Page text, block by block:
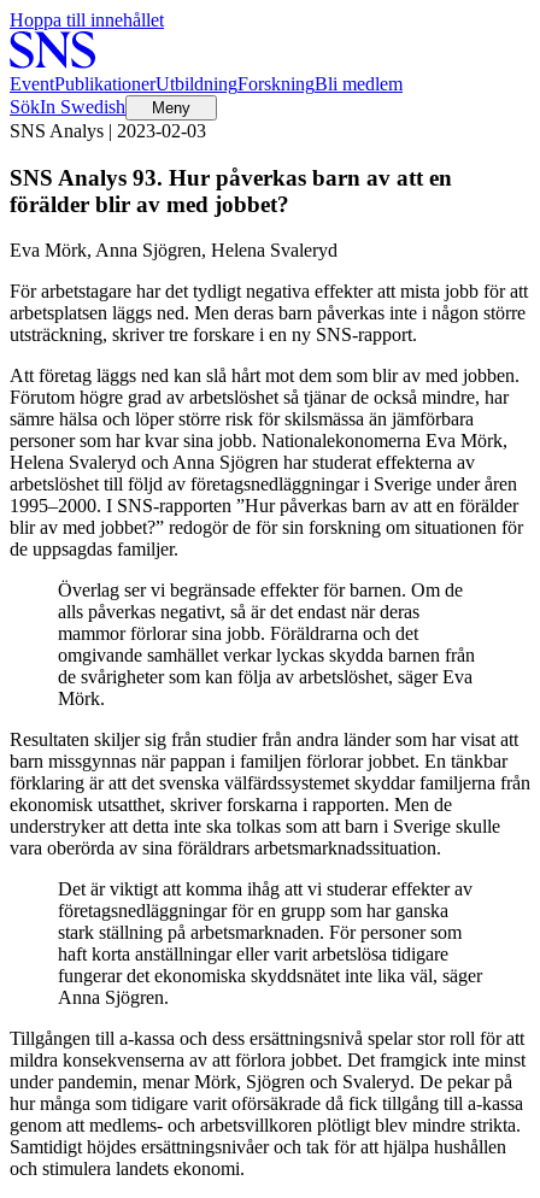
Hoppa till innehållet
EventPublikationerUtbildningForskningBli medlem
SökIn Swedish Meny
SNS Analys | 2023-02-03
SNS Analys 93. Hur påverkas barn av att en
förälder blir av med jobbet?
Eva Mörk, Anna Sjögren, Helena Svaleryd
För arbetstagare har det tydligt negativa effekter att mista jobb för att
arbetsplatsen läggs ned. Men deras barn påverkas inte i någon större
utsträckning, skriver tre forskare i en ny SNS-rapport.
Att företag läggs ned kan slå hårt mot dem som blir av med jobben.
Förutom högre grad av arbetslöshet så tjänar de också mindre, har
sämre hälsa och löper större risk för skilsmässa än jämförbara
personer som har kvar sina jobb. Nationalekonomerna Eva Mörk,
Helena Svaleryd och Anna Sjögren har studerat effekterna av
arbetslöshet till följd av företagsnedläggningar i Sverige under åren
1995–2000. I SNS-rapporten ”Hur påverkas barn av att en förälder
blir av med jobbet?” redogör de för sin forskning om situationen för
de uppsagdas familjer.
Överlag ser vi begränsade effekter för barnen. Om de
alls påverkas negativt, så är det endast när deras
mammor förlorar sina jobb. Föräldrarna och det
omgivande samhället verkar lyckas skydda barnen från
de svårigheter som kan följa av arbetslöshet, säger Eva
Mörk.
Resultaten skiljer sig från studier från andra länder som har visat att
barn missgynnas när pappan i familjen förlorar jobbet. En tänkbar
förklaring är att det svenska välfärdssystemet skyddar familjerna från
ekonomisk utsatthet, skriver forskarna i rapporten. Men de
understryker att detta inte ska tolkas som att barn i Sverige skulle
vara oberörda av sina föräldrars arbetsmarknadssituation.
Det är viktigt att komma ihåg att vi studerar effekter av
företagsnedläggningar för en grupp som har ganska
stark ställning på arbetsmarknaden. För personer som
haft korta anställningar eller varit arbetslösa tidigare
fungerar det ekonomiska skyddsnätet inte lika väl, säger
Anna Sjögren.
Tillgången till a-kassa och dess ersättningsnivå spelar stor roll för att
mildra konsekvenserna av att förlora jobbet. Det framgick inte minst
under pandemin, menar Mörk, Sjögren och Svaleryd. De pekar på
hur många som tidigare varit oförsäkrade då fick tillgång till a-kassa
genom att medlems- och arbetsvillkoren plötligt blev mindre strikta.
Samtidigt höjdes ersättningsnivåer och tak för att hjälpa hushållen
och stimulera landets ekonomi.